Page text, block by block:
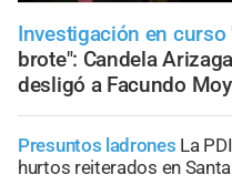
Investigación en curso
brote": Candela
desligó a Facundo
Presuntos ladrones La
hurtos reiterados en